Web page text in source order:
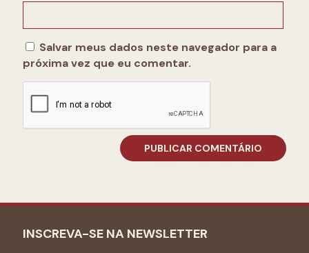
Salvar meus dados neste navegador para a
próxima vez que eu comentar.
INSCREVA-SE NA NEWSLETTER